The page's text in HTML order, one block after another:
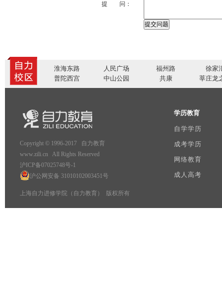
提 问：
淮海东路 人民广场 福州路
徐家
普陀西宫
中山公园 共康 莘庄龙
Copyright © 1996-2017 自力教育
www.zili.cn All Rights Reserved
沪ICP备07025748号-1
沪公网安备 31010102003451号
上海自力进修学院（自力教育） 版权所有
学历教育
自学学历
成考学历
网络教育
成人高考